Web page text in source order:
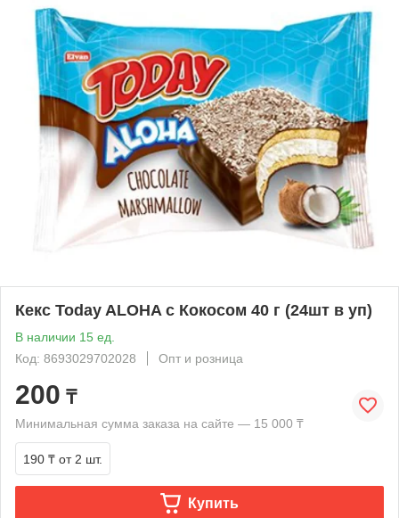
Кекс Today ALOHA с Кокосом 40 г (24шт в уп)
В наличии 15 ед.
Код: 8693029702028
Опт и розница
200 ₸
Минимальная сумма заказа на сайте — 15 000 ₸
190 ₸ от 2 шт.
Купить